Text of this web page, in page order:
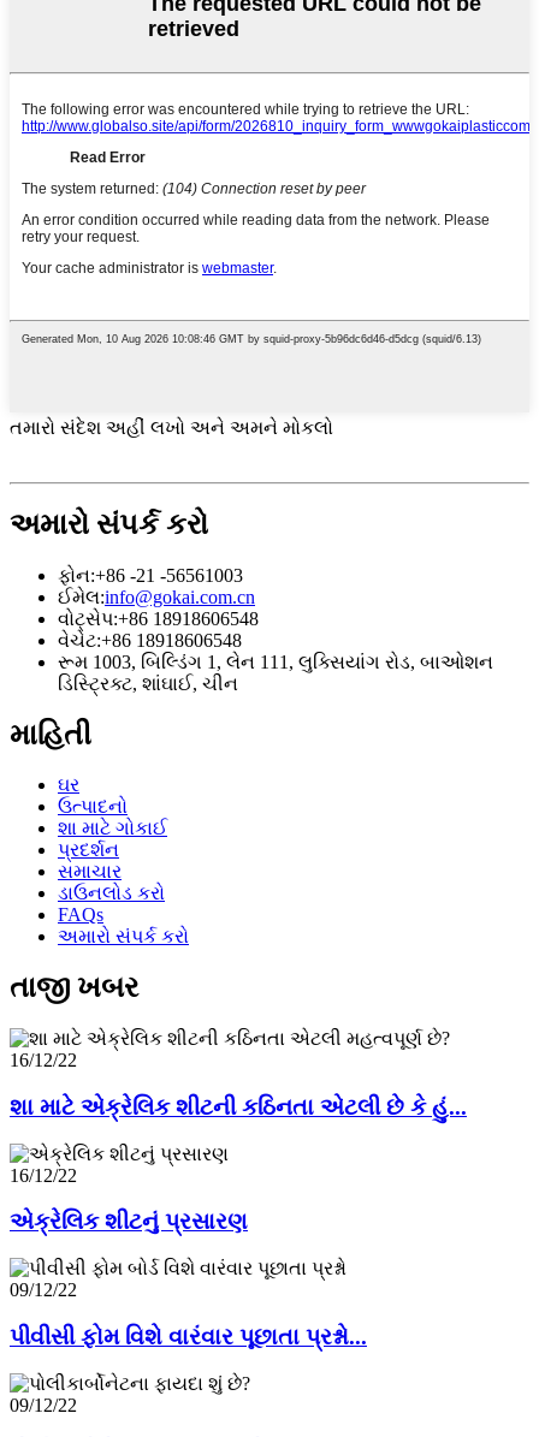
તમારો સંદેશ અહીં લખો અને અમને મોકલો
અમારો સંપર્ક કરો
ફોન:+86 -21 -56561003
ઈમેલ:info@gokai.com.cn
વોટ્સેપ:+86 18918606548
વેચેટ:+86 18918606548
રૂમ 1003, બિલ્ડિંગ 1, લેન 111, લુક્સિયાંગ રોડ, બાઓશન
ડિસ્ટ્રિક્ટ, શાંઘાઈ, ચીન
માહિતી
ઘર
ઉત્પાદનો
શા માટે ગોકાઈ
પ્રદર્શન
સમાચાર
ડાઉનલોડ કરો
FAQs
અમારો સંપર્ક કરો
તાજી ખબર
16/12/22
શા માટે એક્રેલિક શીટની કઠિનતા એટલી છે કે હું...
16/12/22
એક્રેલિક શીટનું પ્રસારણ
09/12/22
પીવીસી ફોમ વિશે વારંવાર પૂછાતા પ્રશ્નો...
09/12/22